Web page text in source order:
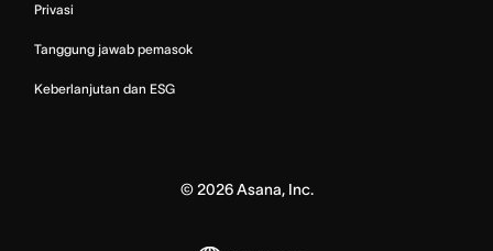
Privasi
Tanggung jawab pemasok
Keberlanjutan dan ESG
© 2026Asana, Inc.